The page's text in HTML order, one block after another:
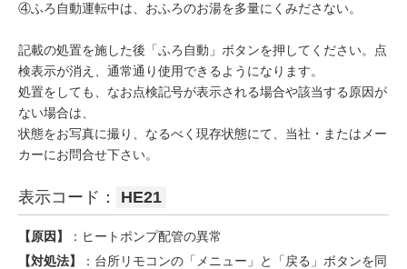
④ふろ自動運転中は、おふろのお湯を多量にくみださない。
記載の処置を施した後「ふろ自動」ボタンを押してください。点
検表示が消え、通常通り使用できるようになります。
処置をしても、なお点検記号が表示される場合や該当する原因が
ない場合は、
状態をお写真に撮り、なるべく現存状態にて、当社・またはメー
カーにお問合せ下さい。
表示コード： HE21
【原因】
：ヒートポンプ配管の異常
【対処法】
：台所リモコンの「メニュー」と「戻る」ボタンを同